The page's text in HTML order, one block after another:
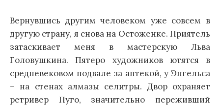
Вернувшись другим человеком уже совсем в
другую страну, я снова на Остоженке. Приятель
затаскивает меня в мастерскую Льва
Головушкина. Пятеро художников ютятся в
средневековом подвале за аптекой, у Энгельса
– на стенах алмазы селитры. Двор охраняет
ретривер Пуго, значительно переживший